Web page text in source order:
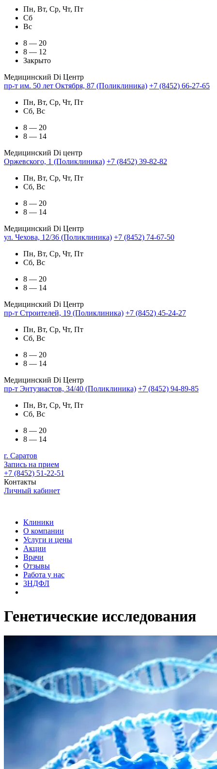
Пн, Вт, Ср, Чт, Пт
Сб
Вс
8 — 20
8 — 12
Закрыто
Медицинский Di Центр
пр-т им. 50 лет Октября, 87 (Поликлиника) +7 (8452) 66-27-65
Пн, Вт, Ср, Чт, Пт
Сб, Вс
8 — 20
8 — 14
Медицинский Di центр
Оржевского, 1 (Поликлиника) +7 (8452) 39-82-82
Пн, Вт, Ср, Чт, Пт
Сб, Вс
8 — 20
8 — 14
Медицинский Di Центр
ул. Чехова, 12/36 (Поликлиника) +7 (8452) 74-67-50
Пн, Вт, Ср, Чт, Пт
Сб, Вс
8 — 20
8 — 14
Медицинский Di Центр
пр-т Строителей, 19 (Поликлиника) +7 (8452) 45-24-27
Пн, Вт, Ср, Чт, Пт
Сб, Вс
8 — 20
8 — 14
Медицинский Di Центр
пр-т Энтузиастов, 34/40 (Поликлиника) +7 (8452) 94-89-85
Пн, Вт, Ср, Чт, Пт
Сб, Вс
8 — 20
8 — 14
г. Саратов
Запись на прием
+7 (8452) 51-22-51
Контакты
Личный кабинет
Клиники
О компании
Услуги и цены
Акции
Врачи
Отзывы
Работа у нас
3НДФЛ
Генетические исследования